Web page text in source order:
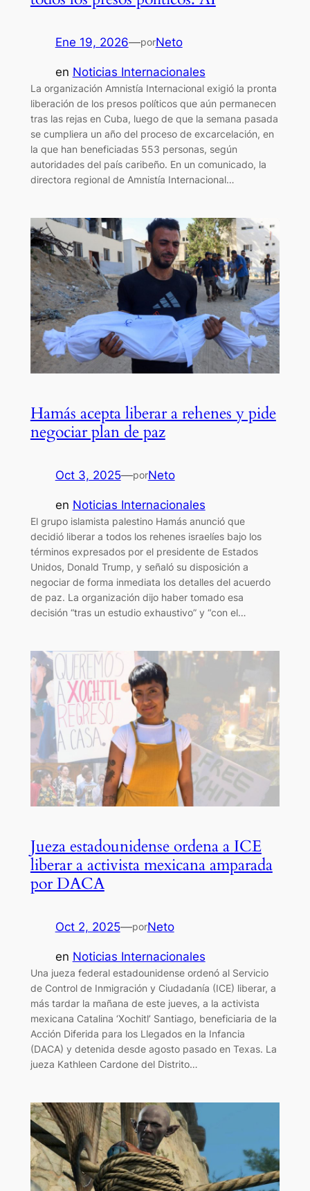
Ene 19, 2026—porNeto
en Noticias Internacionales
La organización Amnistía Internacional exigió la pronta
liberación de los presos políticos que aún permanecen
tras las rejas en Cuba, luego de que la semana pasada
se cumpliera un año del proceso de excarcelación, en
la que han beneficiadas 553 personas, según
autoridades del país caribeño. En un comunicado, la
directora regional de Amnistía Internacional…
Hamás acepta liberar a rehenes y pide
negociar plan de paz
Oct 3, 2025—porNeto
en Noticias Internacionales
El grupo islamista palestino Hamás anunció que
decidió liberar a todos los rehenes israelíes bajo los
términos expresados por el presidente de Estados
Unidos, Donald Trump, y señaló su disposición a
negociar de forma inmediata los detalles del acuerdo
de paz. La organización dijo haber tomado esa
decisión “tras un estudio exhaustivo” y “con el…
Jueza estadounidense ordena a ICE
liberar a activista mexicana amparada
por DACA
Oct 2, 2025—porNeto
en Noticias Internacionales
Una jueza federal estadounidense ordenó al Servicio
de Control de Inmigración y Ciudadanía (ICE) liberar, a
más tardar la mañana de este jueves, a la activista
mexicana Catalina ‘Xochitl’ Santiago, beneficiaria de la
Acción Diferida para los Llegados en la Infancia
(DACA) y detenida desde agosto pasado en Texas. La
jueza Kathleen Cardone del Distrito…